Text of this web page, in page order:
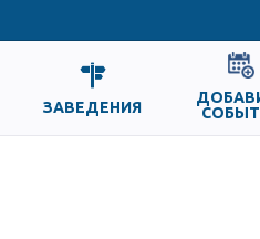
ЗАВЕДЕНИЯ